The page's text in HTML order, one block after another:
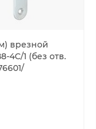
врезной
4С/1 (без отв.